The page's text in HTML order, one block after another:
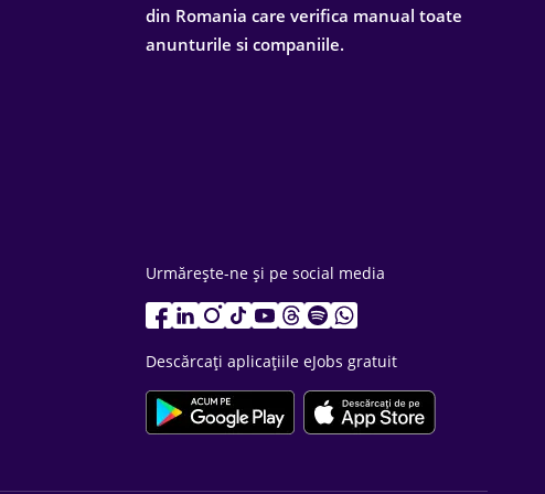
din Romania care verifica manual toate
anunturile si companiile.
Urmărește-ne și pe social media
Descărcați aplicațiile eJobs gratuit